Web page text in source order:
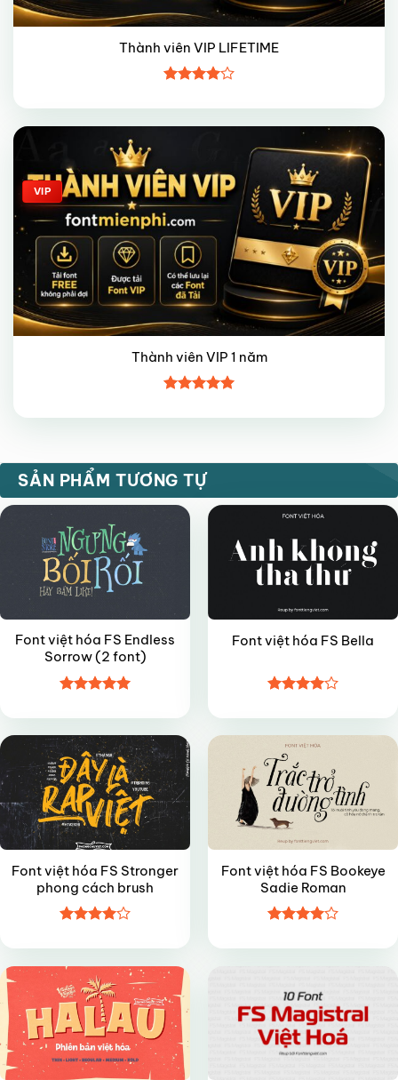
Thành viên VIP LIFETIME
xếp hạng
45 sao
Giảm giá!
VIP
Thành viên VIP 1 năm
hạng55
SẢN PHẨM TƯƠNG TỰ
VIP
Font việt hóa FS Endless
Sorrow (2 font)
hạng55
sao
Font việt hóa FS Bella
xếp hạng
45 sao
Font việt hóa FS Stronger
phong cách brush
xếp hạng
Font việt hóa FS Bookeye
Sadie Roman
xếp hạng